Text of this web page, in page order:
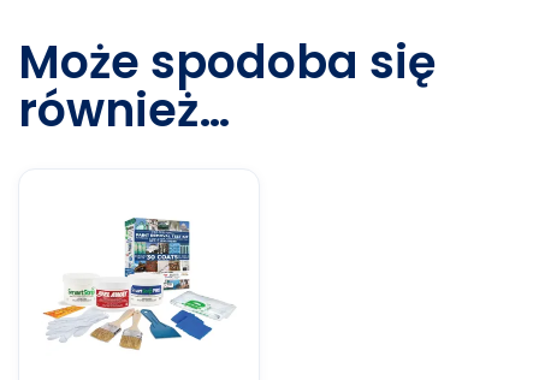
Może spodoba się
również…